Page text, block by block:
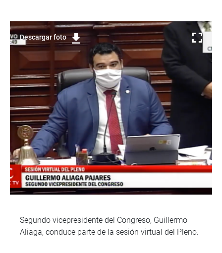
Descargar foto
Segundo vicepresidente del Congreso, Guillermo
Aliaga, conduce parte de la sesión virtual del Pleno.